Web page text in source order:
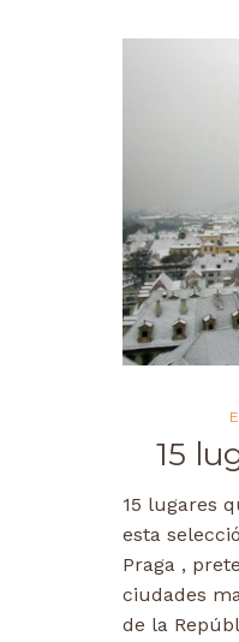
15
15 lugares
esta
Praga ,
ciudades
de la